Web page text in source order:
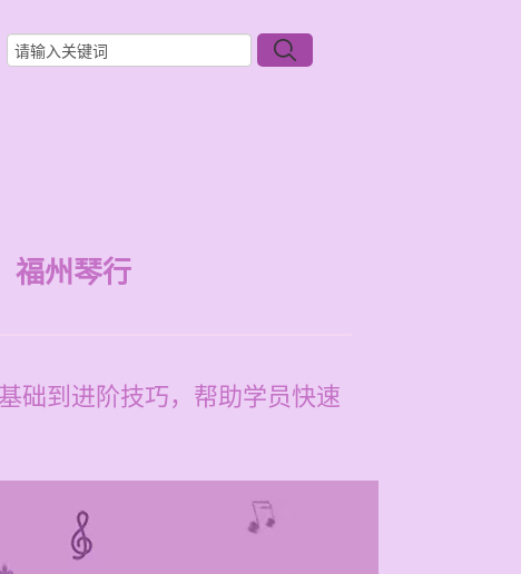
福州琴行
础到进阶技巧，帮助学员快速